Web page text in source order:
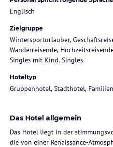
Englisch
Zielgruppe
Wintersporturlauber,
Wanderreisende,
Singles mit Kind, Singles
Hoteltyp
Gruppenhotel, Stadthotel,
Das Hotel allgemein
Das Hotel liegt in der
die von einer Renaissance-